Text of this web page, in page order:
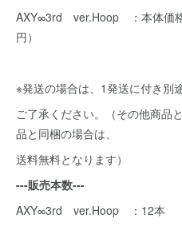
AXY∞3rd ver.Hoop ：本体価
円）
※発送の場合は、1発送に付き別
ご了承ください。（その他商品
品と同梱の場合は、
送料無料となります）
---販売本数---
AXY∞3rd ver.Hoop ：12本